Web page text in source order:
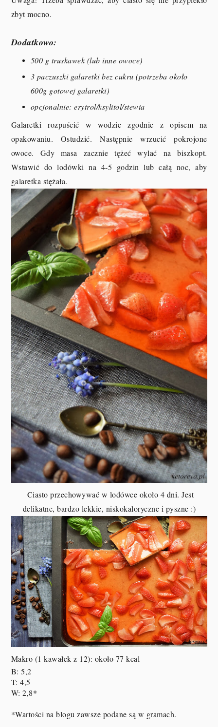
zbyt mocno.
Dodatkowo:
500 g truskawek (lub inne owoce)
3 paczuszki galaretki bez cukru (potrzeba około
600g gotowej galaretki)
opcjonalnie: erytrol/ksylitol/stewia
Galaretki rozpuścić w wodzie zgodnie z opisem na
opakowaniu. Ostudzić. Następnie wrzucić pokrojone
owoce. Gdy masa zacznie tężeć wylać na biszkopt.
Wstawić do lodówki na 4-5 godzin lub całą noc, aby
galaretka stężała.
Ciasto przechowywać w lodówce około 4 dni. Jest
delikatne, bardzo lekkie, niskokaloryczne i pyszne :)
Makro (1 kawałek z 12): około 77 kcal
B: 5,2
T: 4,5
W: 2,8*
*Wartości na blogu zawsze podane są w gramach.